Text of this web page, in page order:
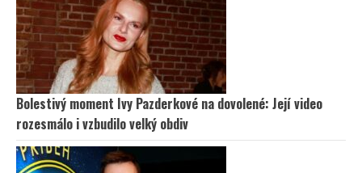
Bolestivý moment Ivy Pazderkové na dovolené: Její video
rozesmálo i vzbudilo velký obdiv